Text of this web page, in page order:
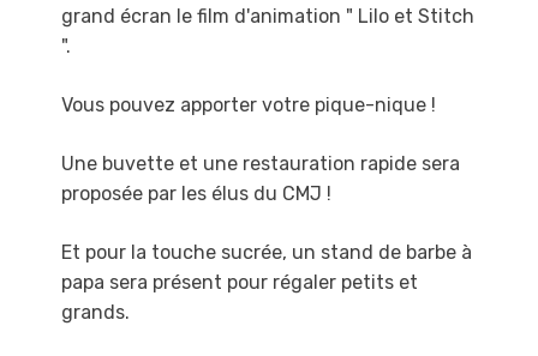
grand écran le film d'animation " Lilo et Stitch
".
Vous pouvez apporter votre pique-nique !
Une buvette et une restauration rapide sera
proposée par les élus du CMJ !
Et pour la touche sucrée, un stand de barbe à
papa sera présent pour régaler petits et
grands.